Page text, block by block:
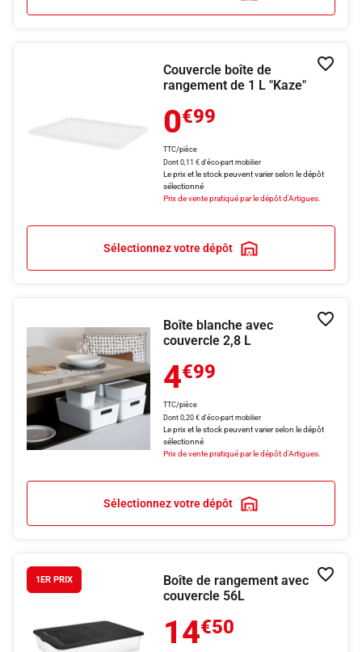
Couvercle boîte de
rangement de 1 L "Kaze"
0€99
TTC/pièce
Dont 0,11 € d'éco-part mobilier
Le prix et le stock peuvent varier selon le dépôt
sélectionné
Prix de vente pratiqué par le dépôt d'Artigues.
Sélectionnez votre dépôt
Boîte blanche avec
couvercle 2,8 L
4€99
TTC/pièce
Dont 0,20 € d'éco-part mobilier
Le prix et le stock peuvent varier selon le dépôt
sélectionné
Prix de vente pratiqué par le dépôt d'Artigues.
Sélectionnez votre dépôt
1ER PRIX
Boîte de rangement avec
couvercle 56L
14€50